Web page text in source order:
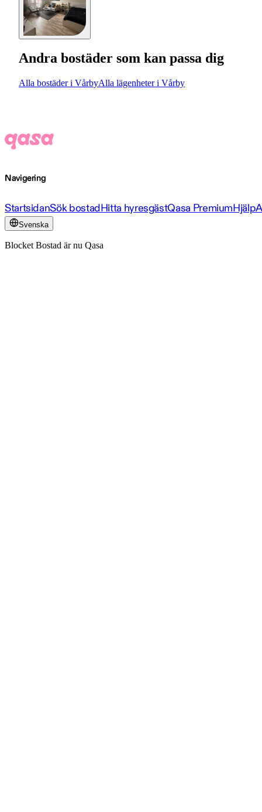
Andra bostäder som kan passa dig
Alla bostäder i VårbyAlla lägenheter i Vårby
Navigering
StartsidanSök bostadHitta hyresgästQasa PremiumHjälp
Svenska
Blocket Bostad är nu Qasa